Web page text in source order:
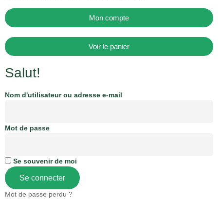
Mon compte
Voir le panier
Salut!
Nom d'utilisateur ou adresse e-mail
Mot de passe
Se souvenir de moi
Se connecter
Mot de passe perdu ?